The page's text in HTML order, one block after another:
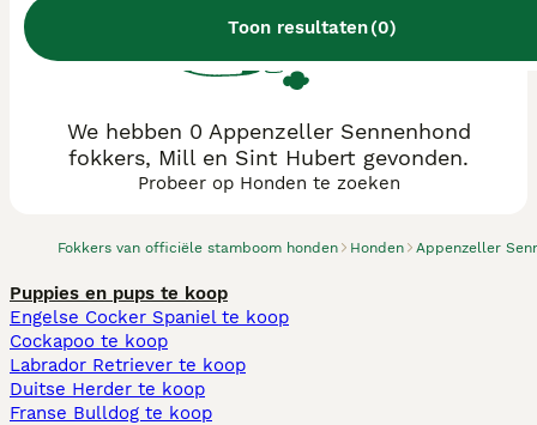
Toon resultaten(0)
Fokkers van officiële stamboom honden Honden Appenzeller
We hebben 0 Appenzeller Sennenhond
fokkers, Mill en Sint Hubert gevonden.
Probeer op Honden te zoeken
Puppies en pups te koop
Engelse Cocker Spaniel te koop
Cockapoo te koop
Labrador Retriever te koop
Duitse Herder te koop
Franse Bulldog te koop